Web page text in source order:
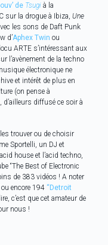
de Tsugi à la
sur la drogue à Ibiza, Une
les sons de Daft Punk
d’Aphex Twin ou
ARTE s’intéressant aux
l’avènement de la techno
électronique ne
et intérêt de plus en
(on pense à
, d’ailleurs diffusé ce soir à
trouver ou de choisir
Sportelli, un DJ et
house et l’acid techno,
“The Best of Electronic
de 383 vidéos ! A noter
ou encore 194 “Detroit
c’est que cet amateur de
nous !